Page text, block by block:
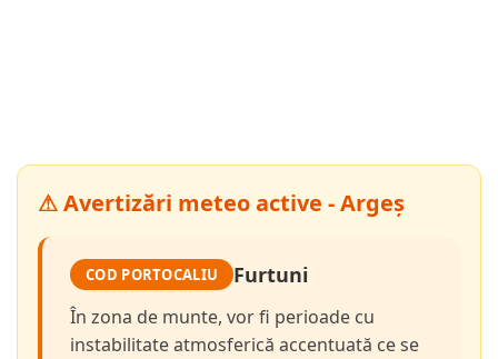
⚠ Avertizări meteo active - Argeș
COD PORTOCALIU Furtuni
În zona de munte, vor fi perioade cu
instabilitate atmosferică accentuată ce se